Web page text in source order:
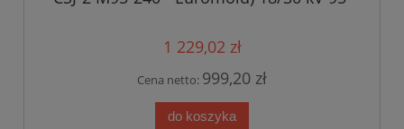
1 229,02 zł
Cena netto: 999,20 zł
do koszyka